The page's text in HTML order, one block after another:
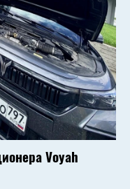
Voyah